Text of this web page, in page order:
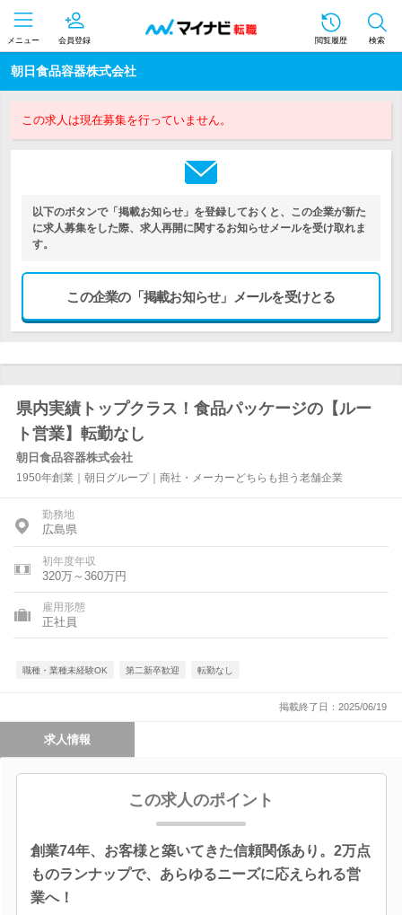
メニュー 会員登録 閲覧履歴 検索
朝日食品容器株式会社
この求人は現在募集を行っていません。
以下のボタンで「掲載お知らせ」を登録しておくと、この企業が新た
に求人募集をした際、求人再開に関するお知らせメールを受け取れま
す。
この企業の「掲載お知らせ」メールを受けとる
県内実績トップクラス！食品パッケージの【ルー
ト営業】転勤なし
朝日食品容器株式会社
1950年創業｜朝日グループ｜商社・メーカーどちらも担う老舗企業
勤務地
広島県
初年度年収
320万～360万円
雇用形態
正社員
職種・業種未経験OK 第二新卒歓迎 転勤なし
掲載終了日：2025/06/19
求人情報
この求人のポイント
創業74年、お客様と築いてきた信頼関係あり。2万点
ものランナップで、あらゆるニーズに応えられる営
業へ！